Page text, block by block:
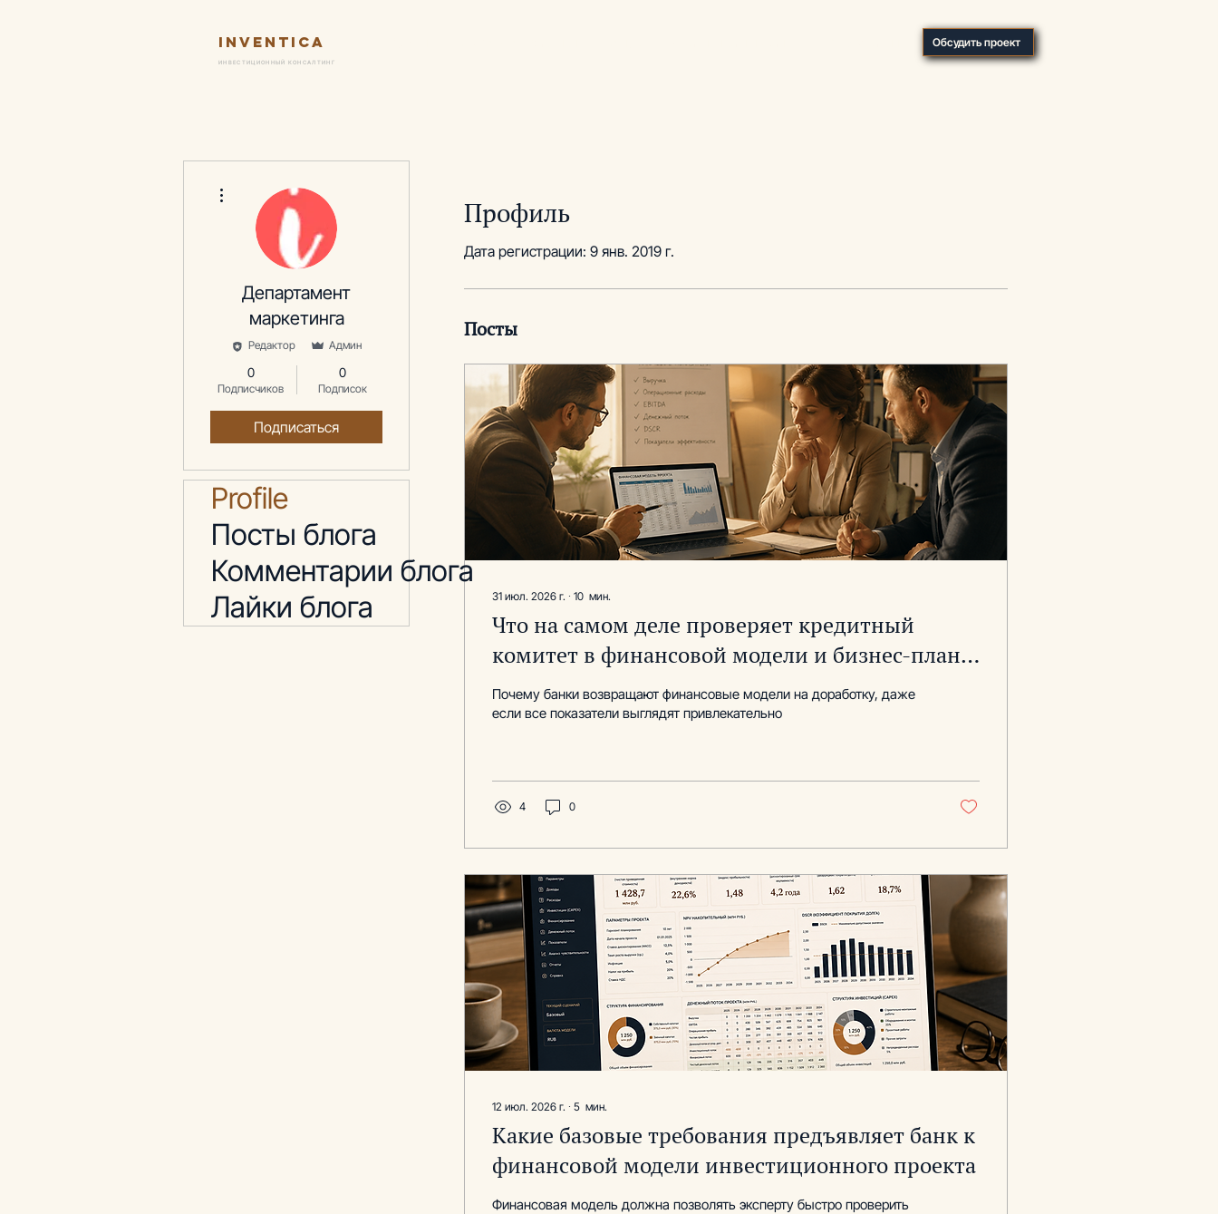
Inventica Обсудить проект
ИНВЕСТИЦИОННЫЙ КОНСАЛТИНГ
Профиль
Дата регистрации: 9 янв. 2019 г.
Посты
31 июл. 2026 г. ∙ 10 мин.
Что на самом деле проверяет кредитный
комитет в финансовой модели и бизнес-плане
инвестиционного проекта
Почему банки возвращают финансовые модели на доработку, даже
если все показатели выглядят привлекательно
4 0
12 июл. 2026 г. ∙ 5 мин.
Какие базовые требования предъявляет банк к
финансовой модели инвестиционного проекта
Финансовая модель должна позволять эксперту быстро проверить
Департамент
маркетинга
Редактор Админ
0
Подписчиков
0
Подписок
Подписаться
Profile
Посты блога
Комментарии блога
Лайки блога